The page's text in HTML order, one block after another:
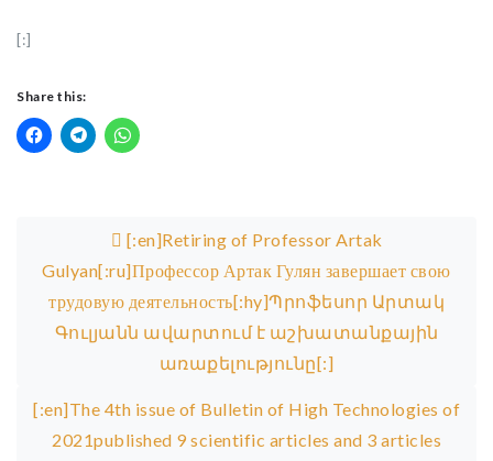
[:]
Share this:
[:en]Retiring of Professor Artak
Gulyan[:ru]Профессор Артак Гулян завершает свою
трудовую деятельность[:hy]Պրոֆեսոր Արտակ
Գուլյանն ավարտում է աշխատանքային
առաքելությունը[:]
[:en]The 4th issue of Bulletin of High Technologies of
2021published 9 scientific articles and 3 articles